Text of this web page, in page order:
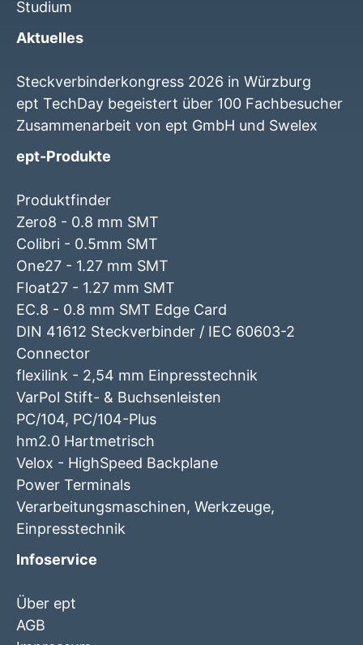
Studium
Aktuelles
Steckverbinderkongress 2026 in Würzburg
ept TechDay begeistert über 100 Fachbesucher
Zusammenarbeit von ept GmbH und Swelex
ept-Produkte
Produktfinder
Zero8 - 0.8 mm SMT
Colibri - 0.5mm SMT
One27 - 1.27 mm SMT
Float27 - 1.27 mm SMT
EC.8 - 0.8 mm SMT Edge Card
DIN 41612 Steckverbinder / IEC 60603-2
Connector
flexilink - 2,54 mm Einpresstechnik
VarPol Stift- & Buchsenleisten
PC/104, PC/104-Plus
hm2.0 Hartmetrisch
Velox - HighSpeed Backplane
Power Terminals
Verarbeitungsmaschinen, Werkzeuge,
Einpresstechnik
Infoservice
Über ept
AGB